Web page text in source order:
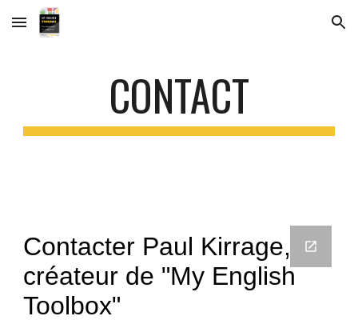
Skip to main content Skip to navigation
CONTACT